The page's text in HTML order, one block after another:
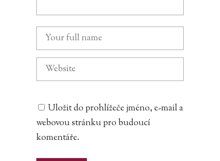
Uložit do prohlížeče jméno, e-mail a
webovou stránku pro budoucí
komentáře.